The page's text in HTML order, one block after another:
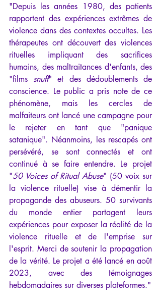
"Depuis les années 1980, des patients
rapportent des expériences extrêmes de
violence dans des contextes occultes. Les
thérapeutes ont découvert des violences
rituelles impliquant des sacrifices
humains, des maltraitances d'enfants, des
"films snuff" et des dédoublements de
conscience. Le public a pris note de ce
phénomène, mais les cercles de
malfaiteurs ont lancé une campagne pour
le rejeter en tant que "panique
satanique". Néanmoins, les rescapés ont
persévéré, se sont connectés et ont
continué à se faire entendre. Le projet
"50 Voices of Ritual Abuse" (50 voix sur
la violence rituelle) vise à démentir la
propagande des abuseurs. 50 survivants
du monde entier partagent leurs
expériences pour exposer la réalité de la
violence rituelle et de l'emprise sur
l'esprit. Merci de soutenir la propagation
de la vérité. Le projet a été lancé en août
2023, avec des témoignages